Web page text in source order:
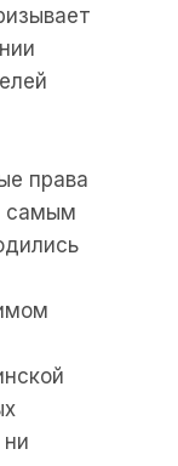
права
самым